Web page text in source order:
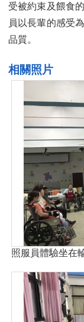
受被約束及餵食
員以長輩的感受
品質。
相關照片
照服員體驗坐在